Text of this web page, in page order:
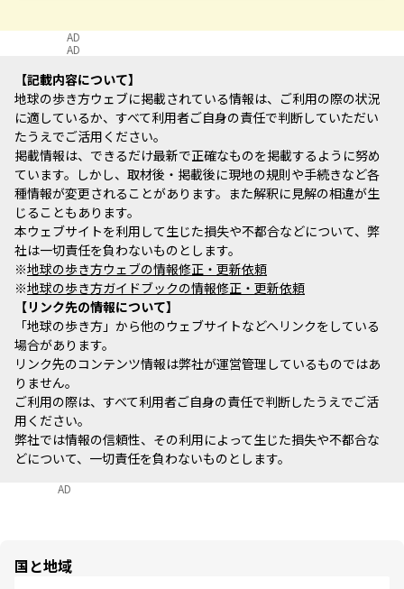
AD
AD
記載内容について
地球の歩き方ウェブに掲載されている情報は、ご利用の際の状況
に適しているか、すべて利用者ご自身の責任で判断していただい
たうえでご活用ください。
掲載情報は、できるだけ最新で正確なものを掲載するように努め
ています。しかし、取材後・掲載後に現地の規則や手続きなど各
種情報が変更されることがあります。また解釈に見解の相違が生
じることもあります。
本ウェブサイトを利用して生じた損失や不都合などについて、弊
社は一切責任を負わないものとします。
※地球の歩き方ウェブの情報修正・更新依頼
※地球の歩き方ガイドブックの情報修正・更新依頼
リンク先の情報について
「地球の歩き方」から他のウェブサイトなどへリンクをしている
場合があります。
リンク先のコンテンツ情報は弊社が運営管理しているものではあ
りません。
ご利用の際は、すべて利用者ご自身の責任で判断したうえでご活
用ください。
弊社では情報の信頼性、その利用によって生じた損失や不都合な
どについて、一切責任を負わないものとします。
AD
国と地域